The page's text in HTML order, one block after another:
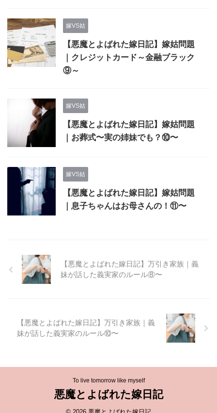
嫁VS姑
【悪魔とよばれた嫁日記】嫁姑問題
｜クレジットカード～金融ブラック
⑨～
嫁VS姑
【悪魔とよばれた嫁日記】嫁姑問題
｜お葬式〜実の姉妹でも？⑩〜
嫁VS姑
【悪魔とよばれた嫁日記】嫁姑問題
｜息子ちゃんはお母さんの！⑪〜
【悪魔とよばれた嫁日記】万引き家族｜義
妹が話した義実家のルール⑧〜
【悪魔とよばれた嫁日記】万引き家族｜義
妹が話した義実家のルール⑩〜
To live tomorrow like myself
悪魔とよばれた嫁日記